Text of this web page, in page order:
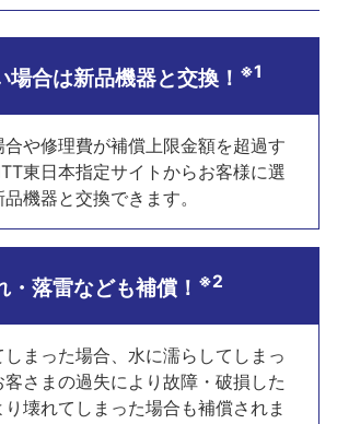
場合は新品機器と交換！ ※1
や修理費が補償上限金額を超過す
東日本指定サイトからお客様に選
機器と交換できます。
・落雷なども補償！ ※2
しまった場合、水に濡らしてしまっ
さまの過失により故障・破損した
壊れてしまった場合も補償されま